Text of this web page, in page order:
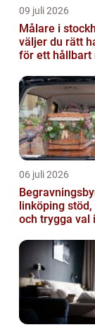
09 juli 2026
Målare i
väljer du rätt
för ett hållbart
06 juli 2026
linköping stöd, vägledning
och trygga val